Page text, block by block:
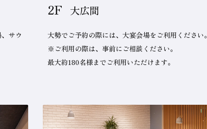
サウ
2F 大広間
大勢でご予約の際には、大宴会場をご利用ください。
※ご利用の際は、事前にご相談ください。
最大約180名様までご利用いただけます。